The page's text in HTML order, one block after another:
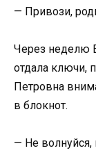
— Привози,
Через неделю
отдала ключи,
Петровна
в блокнот.
— Не волнуйся,